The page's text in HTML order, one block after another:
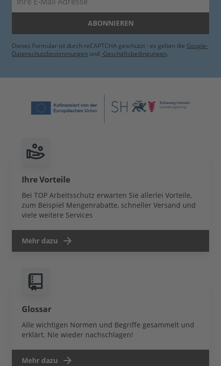
ABONNIEREN
Dieses Formular ist durch reCAPTCHA geschützt - es gelten die Google-
Datenschutzbestimmungen und -Geschäftsbedingungen.
Ihre Vorteile
Bei TOP Arbeitsschutz erwarten Sie allerlei Vorteile,
zum Beispiel Mengenrabatte, schneller Versand und
viele weitere Services
Mehr dazu
Glossar
Alle wichtigen Normen und Begriffe gesammelt und
erklärt. Nie wieder nachschlagen!
Mehr dazu